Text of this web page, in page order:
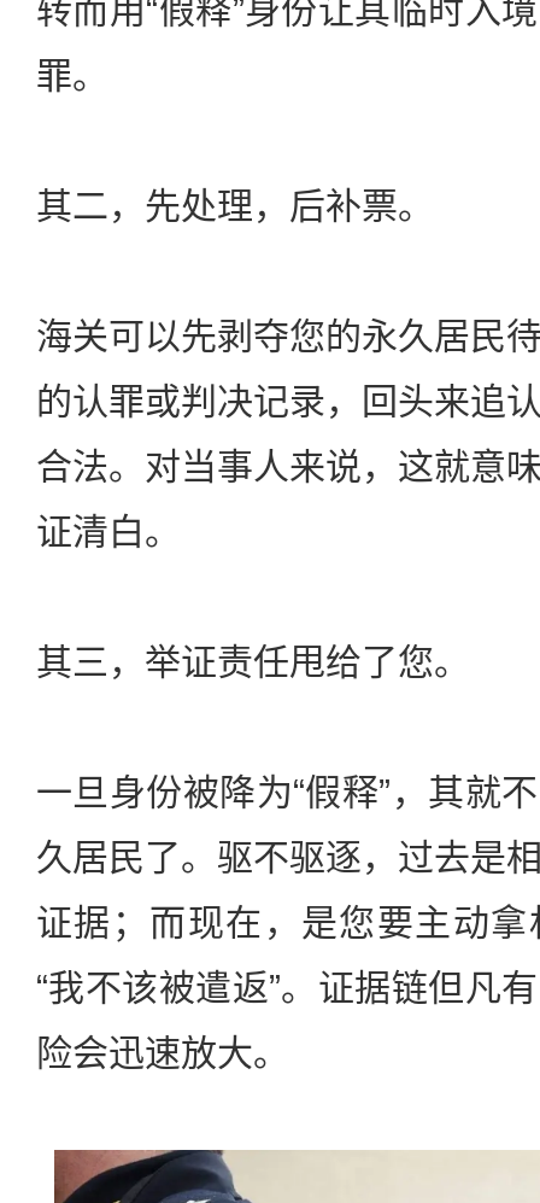
转而用“假释”身份让其临时入
罪。
其二，先处理，后补票。
海关可以先剥夺您的永久居民
的认罪或判决记录，回头来追
合法。对当事人来说，这就意
证清白。
其三，举证责任甩给了您。
一旦身份被降为“假释”，其就
久居民了。驱不驱逐，过去是
证据；而现在，是您要主动
“我不该被遣返”。证据链但凡
险会迅速放大。